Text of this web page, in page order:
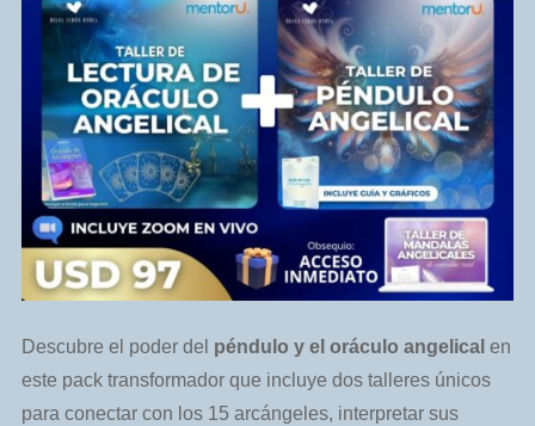
Descubre el poder del péndulo y el oráculo angelical en
este pack transformador que incluye dos talleres únicos
para conectar con los 15 arcángeles, interpretar sus